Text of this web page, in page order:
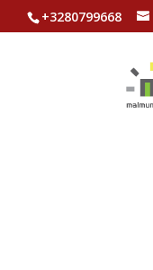
+3280799668